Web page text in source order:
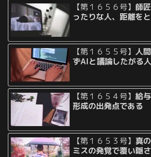
【第１６５６号】 師
ったりな人、距離を
【第１６５５号】人
ずAIと議論したがる
【第１６５４号】給
形成の出発点である
【第１６５３号】 真
ミスの発覚で覆い隠